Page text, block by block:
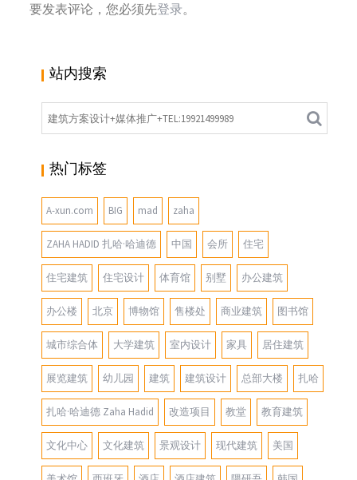
要发表评论，您必须先登录。
站内搜索
热门标签
A-xun.com BIG mad zaha
ZAHA HADID 扎哈·哈迪德 中国 会所 住宅
住宅建筑 住宅设计 体育馆 别墅 办公建筑
办公楼 北京 博物馆 售楼处 商业建筑 图书馆
城市综合体 大学建筑 室内设计 家具 居住建筑
展览建筑 幼儿园 建筑 建筑设计 总部大楼 扎哈
扎哈·哈迪德 Zaha Hadid 改造项目 教堂 教育建筑
文化中心 文化建筑 景观设计 现代建筑 美国